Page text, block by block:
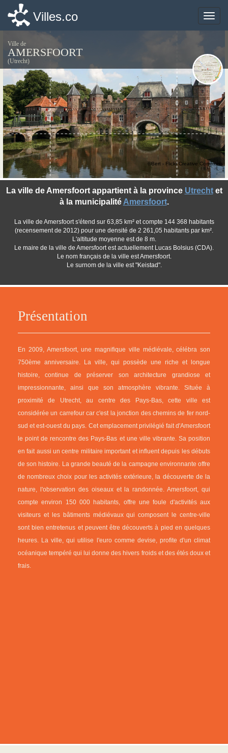
Toggle
Villes.co
Ville de
AMERSFOORT
(Utrecht)
Présentation
En 2009, Amersfoort, une magnifique ville médiévale, célébra son
750ème anniversaire. La ville, qui possède une riche et longue
histoire, continue de préserver son architecture grandiose et
impressionnante, ainsi que son atmosphère vibrante. Située à
proximité de Utrecht, au centre des Pays-Bas, cette ville est
considérée un carrefour car c'est la jonction des chemins de fer nord-
sud et est-ouest du pays. Cet emplacement privilégié fait d'Amersfoort
le point de rencontre des Pays-Bas et une ville vibrante. Sa position
en fait aussi un centre militaire important et influent depuis les débuts
de son histoire. La grande beauté de la campagne environnante offre
de nombreux choix pour les activités extérieure, la découverte de la
nature, l'observation des oiseaux et la randonnée. Amersfoort, qui
compte environ 150 000 habitants, offre une foule d'activités aux
visiteurs et les bâtiments médiévaux qui composent le centre-ville
sont bien entretenus et peuvent être découverts à pied en quelques
heures. La ville, qui utilise l'euro comme devise, profite d'un climat
océanique tempéré qui lui donne des hivers froids et des étés doux et
frais.
La ville de Amersfoort appartient à la province Utrechtet
à la municipalité Amersfoort.
La ville de Amersfoort s'étend sur 63,85 km² et compte 144 368 habitants
(recensement de 2012) pour une densité de 2 261,05 habitants par km².
L'altitude moyenne est de 8 m.
Le maire de la ville de Amersfoort est actuellement Lucas Bolsius (CDA).
Le nom français de la ville est Amersfoort.
Le surnom de la ville est "Keistad".
©Bert - Flickr Creative Commons
Toggle
Villes.co